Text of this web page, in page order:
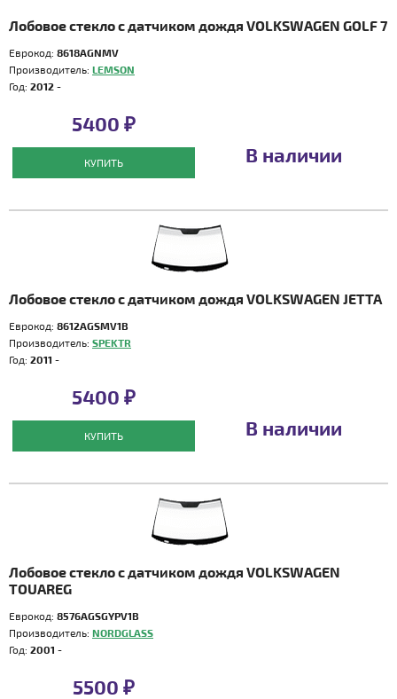
Лобовое стекло с датчиком дождя VOLKSWAGEN GOLF 7
Еврокод: 8618AGNMV
Производитель: LEMSON
Год: 2012 -
5400 ₽
КУПИТЬ В наличии
Лобовое стекло с датчиком дождя VOLKSWAGEN JETTA
Еврокод: 8612AGSMV1B
Производитель: SPEKTR
Год: 2011 -
5400 ₽
КУПИТЬ В наличии
Лобовое стекло с датчиком дождя VOLKSWAGEN
TOUAREG
Еврокод: 8576AGSGYPV1B
Производитель: NORDGLASS
Год: 2001 -
5500 ₽